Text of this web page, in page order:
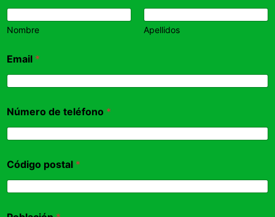
Nombre Apellidos
Email *
Número de teléfono *
Código postal *